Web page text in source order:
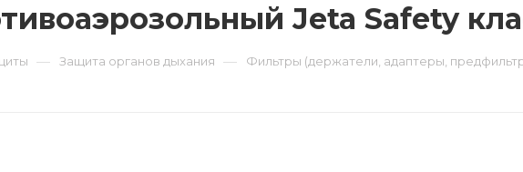
Jeta Safety
— Защита органов дыхания — Фильтры (держатели, адаптеры,